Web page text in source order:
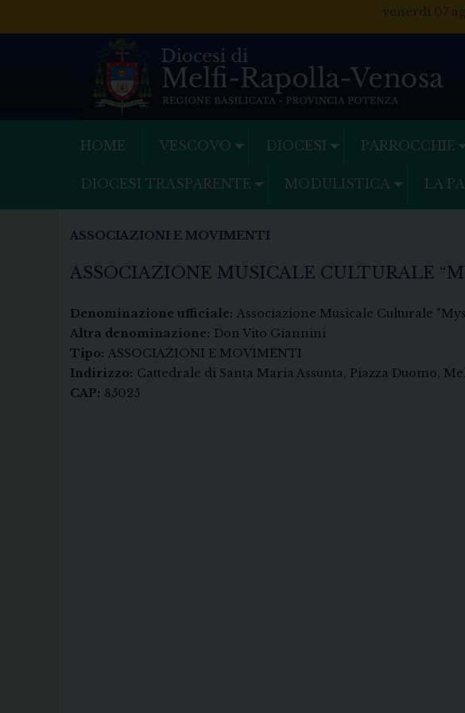
venerdì 07
HOME VESCOVO DIOCESI PARROCCHIE
DIOCESI TRASPARENTE MODULISTICA LA
ASSOCIAZIONI E MOVIMENTI
ASSOCIAZIONE MUSICALE CULTURALE
Denominazione ufficiale: Associazione Musicale Culturale
Altra denominazione: Don Vito Giannini
Tipo: ASSOCIAZIONI E MOVIMENTI
Indirizzo: Cattedrale di Santa Maria Assunta, Piazza Duomo,
CAP: 85025